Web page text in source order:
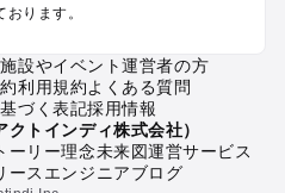
ります。
施設やイベント運営者の方
利用規約よくある質問
づく表記採用情報
トインディ株式会社）
ーリー理念未来図運営サービス
ース エンジニアブログ